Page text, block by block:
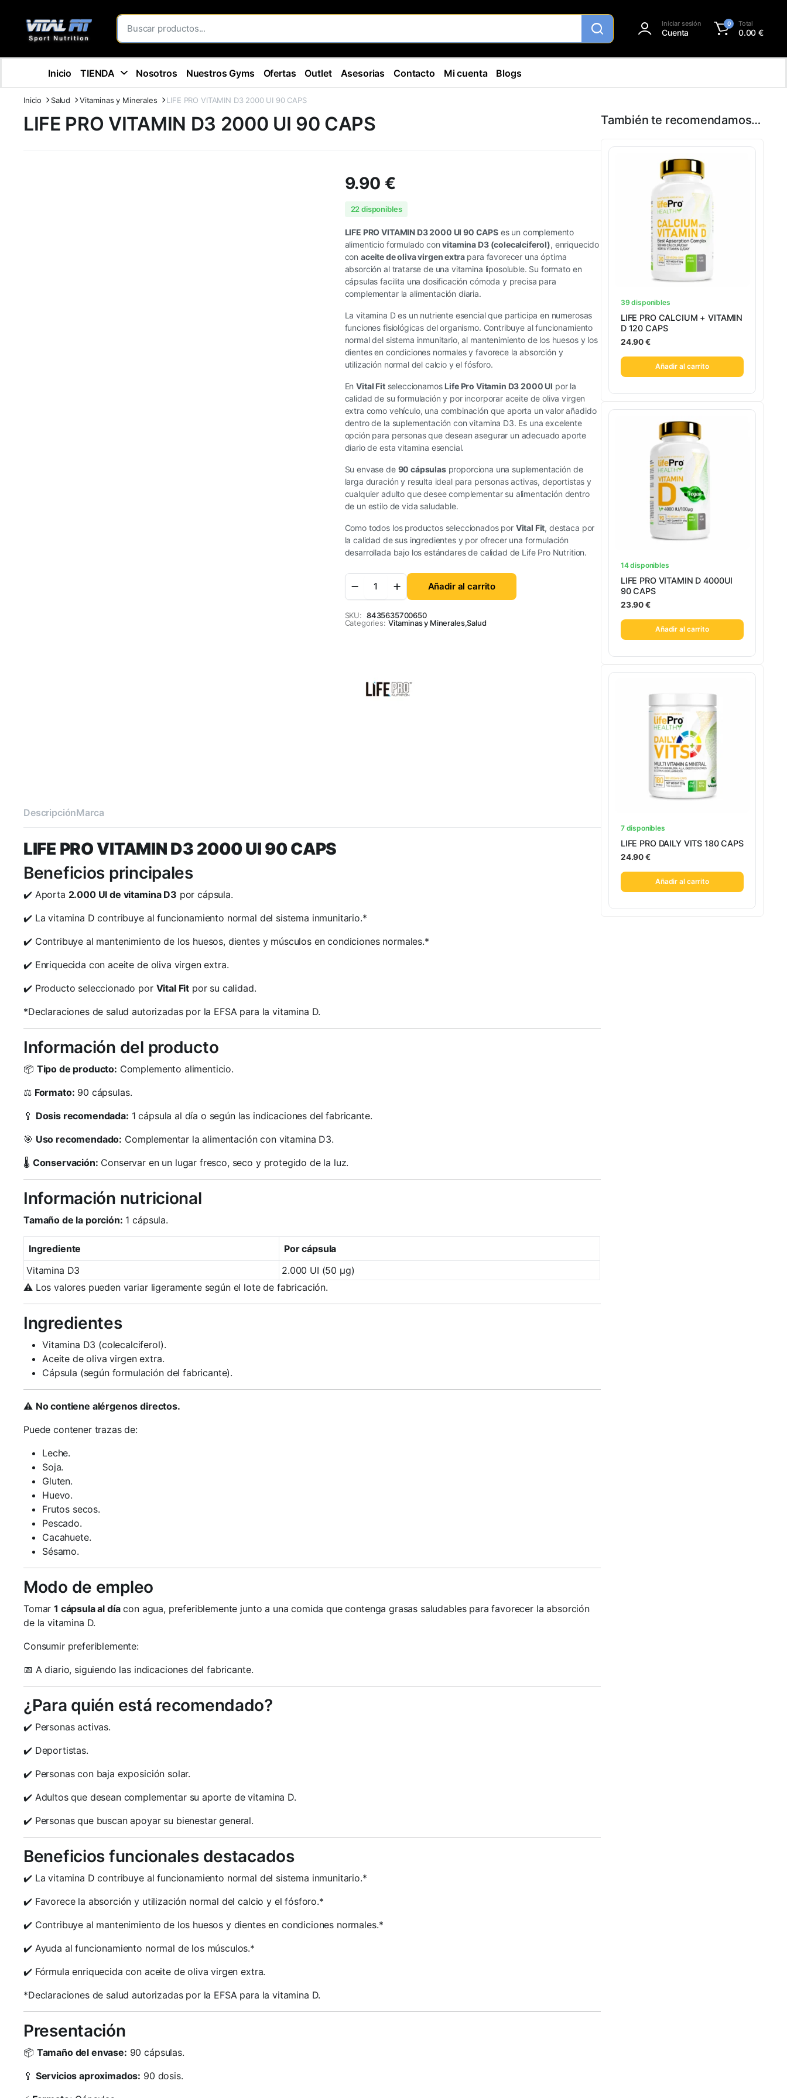
Iniciar sesión
Cuenta
0 Total
0.00€
Inicio TIENDA Nosotros Nuestros Gyms Ofertas Outlet Asesorias Contacto Mi cuenta Blogs
Inicio Salud Vitaminas y Minerales LIFE PRO VITAMIN D3 2000 UI 90 CAPS
LIFE PRO VITAMIN D3 2000 UI 90 CAPS
9.90 €
22 disponibles
LIFE PRO VITAMIN D3 2000 UI 90 CAPS es un complemento
alimenticio formulado convitamina D3 (colecalciferol), enriquecido
con aceite de oliva virgen extrapara favorecer una óptima
absorción al tratarse de una vitamina liposoluble. Su formato en
cápsulas facilita una dosificación cómoda y precisa para
complementar la alimentación diaria.
La vitamina D es un nutriente esencial que participa en numerosas
funciones fisiológicas del organismo. Contribuye al funcionamiento
normal del sistema inmunitario, al mantenimiento de los huesos y los
dientes en condiciones normales y favorece la absorción y
utilización normal del calcio y el fósforo.
EnVital Fitseleccionamos Life Pro Vitamin D3 2000 UI por la
calidad de su formulación y por incorporar aceite de oliva virgen
extra como vehículo, una combinación que aporta un valor añadido
dentro de la suplementación con vitamina D3. Es una excelente
opción para personas que desean asegurar un adecuado aporte
diario de esta vitamina esencial.
Su envase de 90 cápsulasproporciona una suplementación de
larga duración y resulta ideal para personas activas, deportistas y
cualquier adulto que desee complementar su alimentación dentro
de un estilo de vida saludable.
Como todos los productos seleccionados por Vital Fit, destaca por
la calidad de sus ingredientes y por ofrecer una formulación
desarrollada bajo los estándares de calidad de Life Pro Nutrition.
Añadir al carrito
SKU: 8435635700650
Categories: Vitaminas y Minerales,Salud
DescripciónMarca
LIFE PRO VITAMIN D3 2000 UI 90 CAPS
Beneficios principales
✔️ Aporta 2.000 UI de vitamina D3 por cápsula.
✔️ La vitamina D contribuye al funcionamiento normal del sistema inmunitario.*
✔️ Contribuye al mantenimiento de los huesos, dientes y músculos en condiciones normales.*
✔️ Enriquecida con aceite de oliva virgen extra.
✔️ Producto seleccionado por Vital Fit por su calidad.
*Declaraciones de salud autorizadas por la EFSA para la vitamina D.
Información del producto
📦 Tipo de producto: Complemento alimenticio.
⚖️ Formato: 90 cápsulas.
🥄 Dosis recomendada: 1 cápsula al día o según las indicaciones del fabricante.
🎯 Uso recomendado: Complementar la alimentación con vitamina D3.
🌡️ Conservación: Conservar en un lugar fresco, seco y protegido de la luz.
Información nutricional
Tamaño de la porción: 1 cápsula.
Ingrediente
Por cápsula
Vitamina D3
2.000 UI (50 µg)
⚠️ Los valores pueden variar ligeramente según el lote de fabricación.
Ingredientes
Vitamina D3 (colecalciferol).
Aceite de oliva virgen extra.
Cápsula (según formulación del fabricante).
⚠️ No contiene alérgenos directos.
Puede contener trazas de:
Leche.
Soja.
Gluten.
Huevo.
Frutos secos.
Pescado.
Cacahuete.
Sésamo.
Modo de empleo
Tomar1 cápsula al díacon agua, preferiblemente junto a una comida que contenga grasas saludables para favorecer la absorción
de la vitamina D.
Consumir preferiblemente:
📅 A diario, siguiendo las indicaciones del fabricante.
¿Para quién está recomendado?
✔️ Personas activas.
✔️ Deportistas.
✔️ Personas con baja exposición solar.
✔️ Adultos que desean complementar su aporte de vitamina D.
✔️ Personas que buscan apoyar su bienestar general.
Beneficios funcionales destacados
✔️ La vitamina D contribuye al funcionamiento normal del sistema inmunitario.*
✔️ Favorece la absorción y utilización normal del calcio y el fósforo.*
✔️ Contribuye al mantenimiento de los huesos y dientes en condiciones normales.*
✔️ Ayuda al funcionamiento normal de los músculos.*
✔️ Fórmula enriquecida con aceite de oliva virgen extra.
*Declaraciones de salud autorizadas por la EFSA para la vitamina D.
Presentación
📦 Tamaño del envase: 90 cápsulas.
🥄 Servicios aproximados: 90 dosis.
También te recomendamos…
39 disponibles
LIFE PRO CALCIUM + VITAMIN
D 120 CAPS
24.90€
Añadir al carrito
14 disponibles
LIFE PRO VITAMIN D 4000UI
90 CAPS
23.90€
Añadir al carrito
7 disponibles
LIFE PRO DAILY VITS 180 CAPS
24.90€
Añadir al carrito